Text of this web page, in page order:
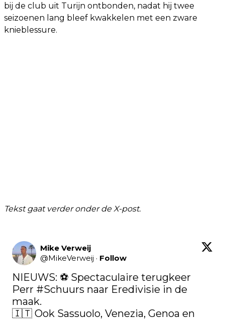
bij de club uit Turijn ontbonden, nadat hij twee
seizoenen lang bleef kwakkelen met een zware
knieblessure.
Tekst gaat verder onder de X-post.
Mike Verweij
@MikeVerweij · Follow
NIEUWS: ⚽️ Spectaculaire terugkeer
Perr #Schuurs naar Eredivisie in de
maak.
🇮🇹 Ook Sassuolo, Venezia, Genoa en